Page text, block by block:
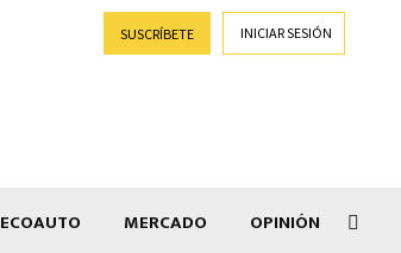
SUSCRÍBETE INICIAR SESIÓN
ECOAUTO MERCADO OPINIÓN